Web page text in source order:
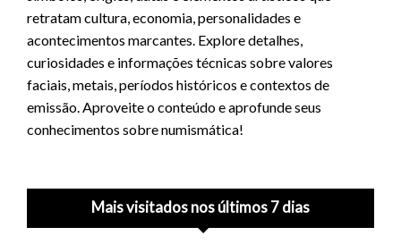
retratam cultura, economia, personalidades e
acontecimentos marcantes. Explore detalhes,
curiosidades e informações técnicas sobre valores
faciais, metais, períodos históricos e contextos de
emissão. Aproveite o conteúdo e aprofunde seus
conhecimentos sobre numismática!
Mais visitados nos últimos 7 dias